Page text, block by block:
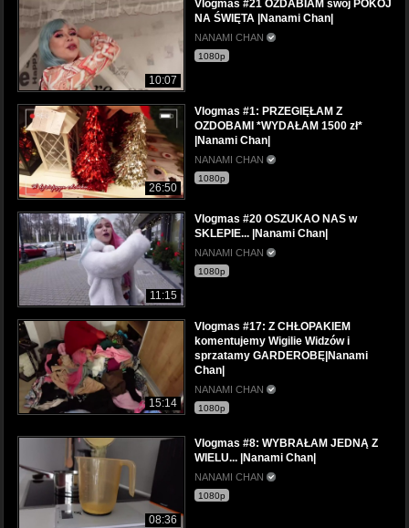
10:07
Vlogmas #21 OZDABIAM swój POKÓJ
NA ŚWIĘTA |Nanami Chan|
NANAMI CHAN
1080p
26:50
Vlogmas #1: PRZEGIĘŁAM Z
OZDOBAMI *WYDAŁAM 1500 zł*
|Nanami Chan|
NANAMI CHAN
1080p
11:15
Vlogmas #20 OSZUKAO NAS w
SKLEPIE... |Nanami Chan|
NANAMI CHAN
1080p
15:14
Vlogmas #17: Z CHŁOPAKIEM
komentujemy Wigilie Widzów i
sprzatamy GARDEROBĘ|Nanami
Chan|
NANAMI CHAN
1080p
08:36
Vlogmas #8: WYBRAŁAM JEDNĄ Z
WIELU... |Nanami Chan|
NANAMI CHAN
1080p